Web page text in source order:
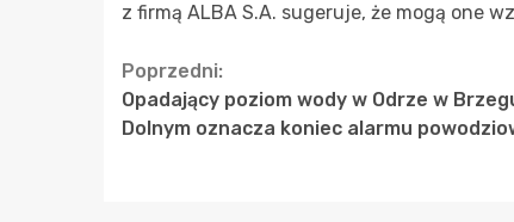
z firmą ALBA S.A. sugeruje, że mogą one
Continue
Reading
Poprzedni:
Opadający poziom wody w Odrze w
Dolnym oznacza koniec alarmu